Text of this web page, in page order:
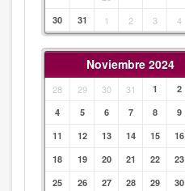
30
31 1 2 3 4
Noviembre 2024
28 29 30 31 1 2
4
5 6 7 8 9
11
12 13 14 15 16
18
19 20 21 22 23
25
26 27 28 29 30